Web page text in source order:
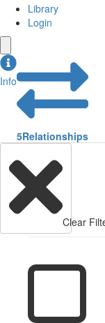
Library
Login
Info
5Relationships
Clear